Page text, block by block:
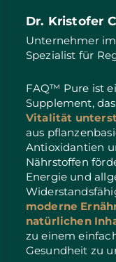
Dr. Kristofer
Unternehmer
Spezialist für
FAQ™ Pure ist
Supplement, das
Vitalität
aus
Antioxidantien
Nährstoffen
Energie und
moderne
natürlichen
zu einem
Gesundheit zu
Saudi-Arabien
Singapur
Slowakei
Slowenien
Südafrika
Südkorea
Spanien
Schweden